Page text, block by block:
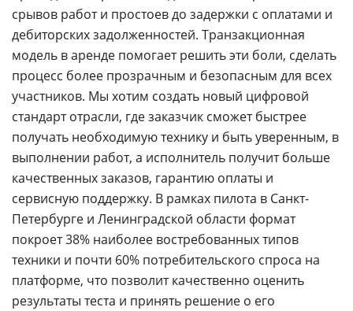
срывов работ и простоев до задержки с оплатами и
дебиторских задолженностей. Транзакционная
модель в аренде помогает решить эти боли, сделать
процесс более прозрачным и безопасным для всех
участников. Мы хотим создать новый цифровой
стандарт отрасли, где заказчик сможет быстрее
получать необходимую технику и быть уверенным, в
выполнении работ, а исполнитель получит больше
качественных заказов, гарантию оплаты и
сервисную поддержку. В рамках пилота в Санкт-
Петербурге и Ленинградской области формат
покроет 38% наиболее востребованных типов
техники и почти 60% потребительского спроса на
платформе, что позволит качественно оценить
результаты теста и принять решение о его